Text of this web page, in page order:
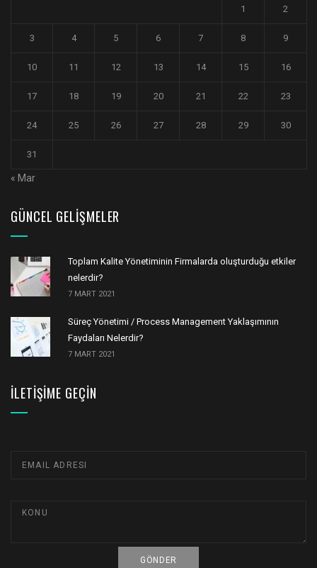
1 2
3 4 5 6 7 8 9
10 11 12 13 14 15 16
17 18 19 20 21 22 23
24 25 26 27 28 29 30
31
« Mar
GÜNCEL GELIŞMELER
Toplam Kalite Yönetiminin Firmalarda oluşturduğu etkiler
nelerdir?
7 MART 2021
Süreç Yönetimi / Process Management Yaklaşımının
Faydaları Nelerdir?
7 MART 2021
İLETIŞIME GEÇIN